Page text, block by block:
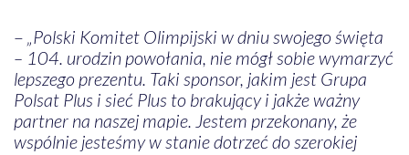
– „Polski Komitet Olimpijski w dniu swojego święta
– 104. urodzin powołania, nie mógł sobie wymarzyć
lepszego prezentu. Taki sponsor, jakim jest Grupa
Polsat Plus i sieć Plus to brakujący i jakże ważny
partner na naszej mapie. Jestem przekonany, że
wspólnie jesteśmy w stanie dotrzeć do szerokiej